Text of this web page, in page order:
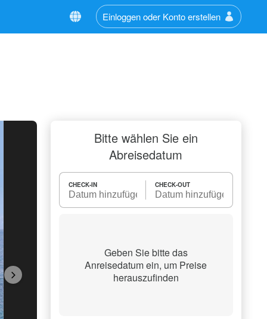
Einloggen oder Konto erstellen
Bitte wählen Sie ein
Abreisedatum
CHECK-IN CHECK-OUT
Geben Sie bitte das
Anreisedatum ein, um Preise
herauszufinden